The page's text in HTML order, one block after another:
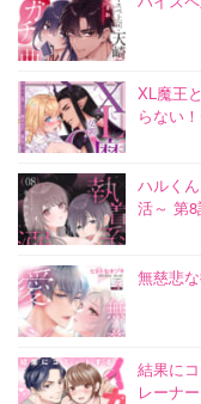
XL魔王
らない
ハルく
活～ 第
無慈悲
結果に
レーナ